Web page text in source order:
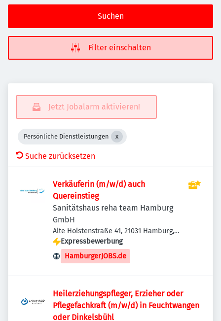
Suchen
Filter einschalten
Jetzt Jobalarm aktivieren!
Persönliche Dienstleistungen
Suche zurücksetzen
Verkäuferin (m/w/d) auch
Quereinstieg
Sanitätshaus reha team Hamburg
GmbH
Alte Holstenstraße 41, 21031 Hamburg,
Deutschland
Expressbewerbung
HamburgerJOBS.de
Heilerziehungspfleger, Erzieher oder
Pflegefachkraft (m/w/d) in Feuchtwangen
oder Dinkelsbühl